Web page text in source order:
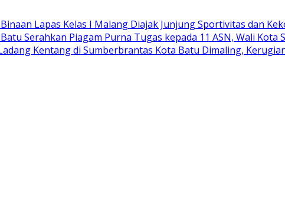
Lapas Kelas I Malang Diajak Junjung Sportivitas dan
Serahkan Piagam Purna Tugas kepada 11 ASN, Wali Kota
Kentang di Sumberbrantas Kota Batu Dimaling,